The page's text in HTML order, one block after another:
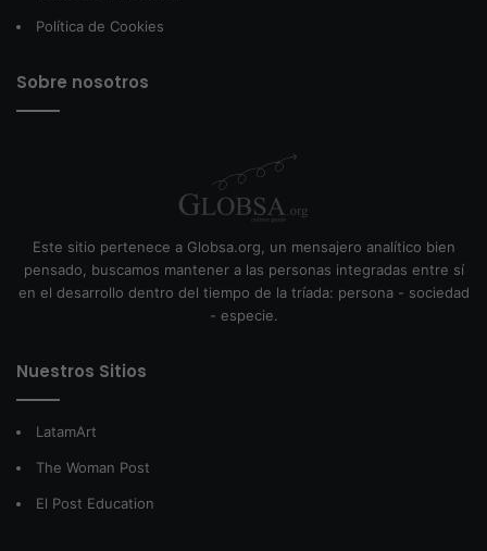
Política de Cookies
Sobre nosotros
Este sitio pertenece a Globsa.org, un mensajero analítico bien
pensado, buscamos mantener a las personas integradas entre sí
en el desarrollo dentro del tiempo de la tríada: persona - sociedad
- especie.
Nuestros Sitios
LatamArt
The Woman Post
El Post Education